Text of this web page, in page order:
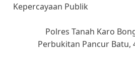
Kepercayaan Publik
Polres Tanah Karo
Perbukitan Pancur Batu,